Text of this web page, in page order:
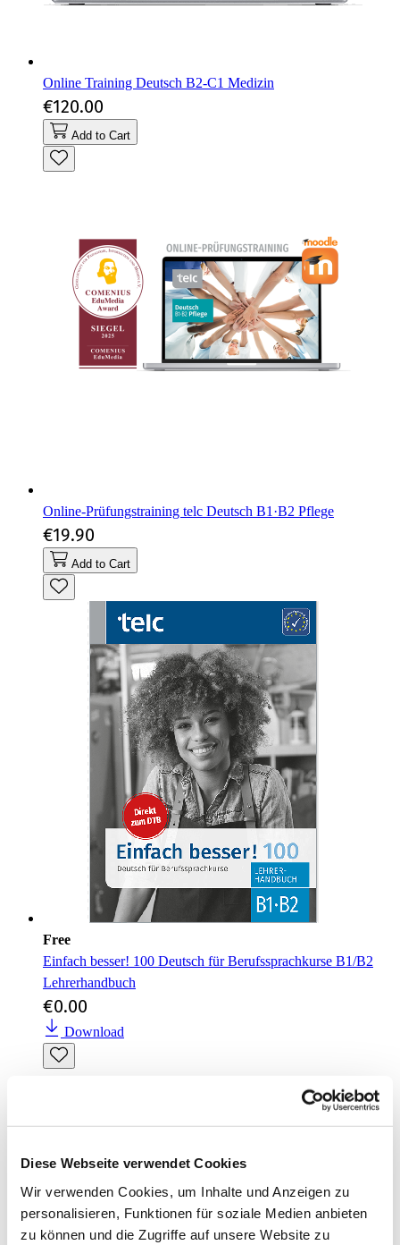
Diese Webseite verwendet Cookies
Wir verwenden Cookies, um Inhalte und Anzeigen zu
personalisieren, Funktionen für soziale Medien anbieten
zu können und die Zugriffe auf unsere Website zu
Online Training Deutsch B2-C1 Medizin
€120.00
Add to Cart
Online-Prüfungstraining telc Deutsch B1·B2 Pflege
€19.90
Add to Cart
Free
Einfach besser! 100 Deutsch für Berufssprachkurse B1/B2
Lehrerhandbuch
€0.00
Download